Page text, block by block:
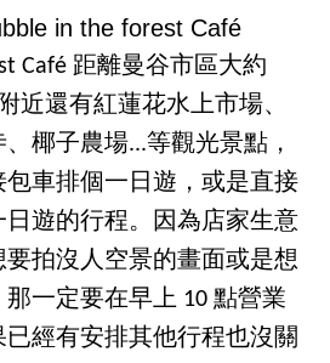
in the forest Café
Café 距離曼谷市區大約
近還有紅蓮花水上市場、
椰子農場...等觀光景點，
車排個一日遊，或是直接
遊的行程。因為店家生意
拍沒人空景的畫面或是想
一定要在早上 10 點營業
經有安排其他行程也沒關